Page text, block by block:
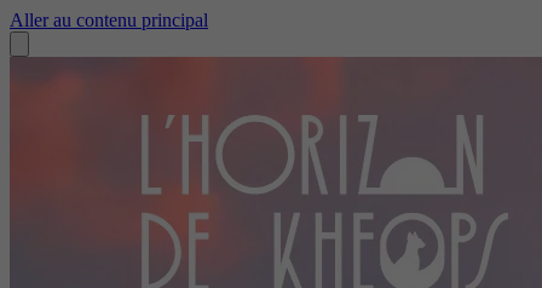
Aller au contenu principal